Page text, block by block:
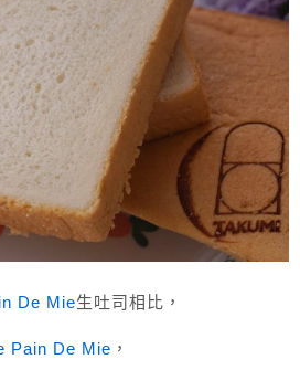
De Mie生吐司相比，
Pain De Mie ，